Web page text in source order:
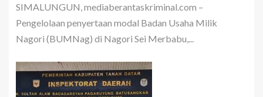
SIMALUNGUN, mediaberantaskriminal.com –
Pengelolaan penyertaan modal Badan Usaha Milik
Nagori (BUMNag) di Nagori Sei Merbabu,...